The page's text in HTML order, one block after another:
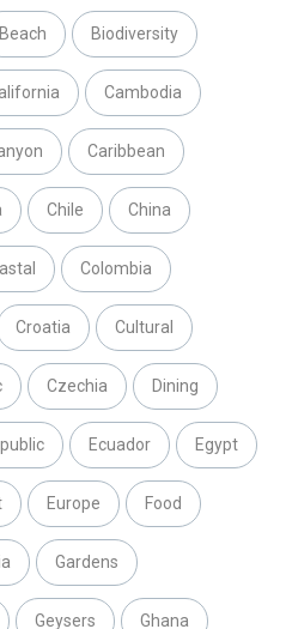
Beach Biodiversity
Cambodia
Caribbean
Chile China
Colombia
Croatia Cultural
Czechia Dining
Ecuador Egypt
Europe Food
Gardens
Geysers Ghana